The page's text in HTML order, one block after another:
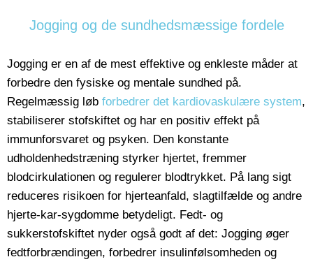
Jogging og de sundhedsmæssige fordele
Jogging er en af de mest effektive og enkleste måder at
forbedre den fysiske og mentale sundhed på.
Regelmæssig løb forbedrer det kardiovaskulære system,
stabiliserer stofskiftet og har en positiv effekt på
immunforsvaret og psyken. Den konstante
udholdenhedstræning styrker hjertet, fremmer
blodcirkulationen og regulerer blodtrykket. På lang sigt
reduceres risikoen for hjerteanfald, slagtilfælde og andre
hjerte-kar-sygdomme betydeligt. Fedt- og
sukkerstofskiftet nyder også godt af det: Jogging øger
fedtforbrændingen, forbedrer insulinfølsomheden og